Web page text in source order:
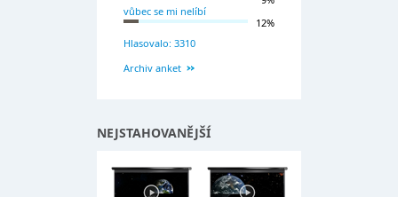
vůbec se mi nelíbí
12%
Hlasovalo: 3310
Archiv anket
NEJSTAHOVANĚJŠÍ